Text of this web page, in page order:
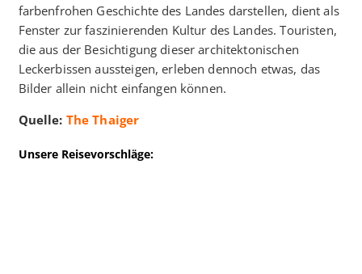
farbenfrohen Geschichte des Landes darstellen, dient als
Fenster zur faszinierenden Kultur des Landes. Touristen,
die aus der Besichtigung dieser architektonischen
Leckerbissen aussteigen, erleben dennoch etwas, das
Bilder allein nicht einfangen können.
Quelle: The Thaiger
Unsere Reisevorschläge: